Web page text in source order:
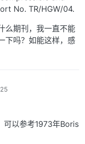
No. TR/HGW/04.
么期刊，我一直不能
下吗？如能这样，感
可以参考1973年Boris